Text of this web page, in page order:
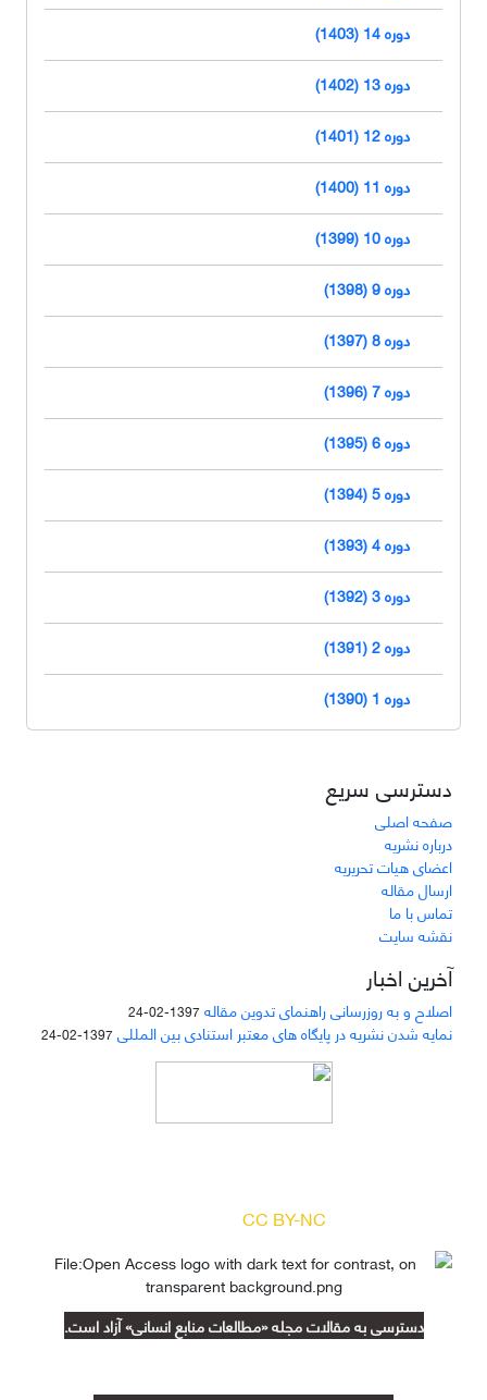
دوره 14 (1403)
دوره 13 (1402)
دوره 12 (1401)
دوره 11 (1400)
دوره 10 (1399)
دوره 9 (1398)
دوره 8 (1397)
دوره 7 (1396)
دوره 6 (1395)
دوره 5 (1394)
دوره 4 (1393)
دوره 3 (1392)
دوره 2 (1391)
دوره 1 (1390)
دسترسی سریع
صفحه اصلی
درباره نشریه
اعضای هیات تحریریه
ارسال مقاله
تماس با ما
نقشه سایت
آخرین اخبار
اصلاح و به روزرسانی راهنمای تدوین مقاله 1397-02-24
نمایه شدن نشریه در پایگاه های معتبر استنادی بین المللی 1397-02-24
CC BY-NC
دسترسی به مقالات مجله «مطالعات منابع انسانی» آزاد است.